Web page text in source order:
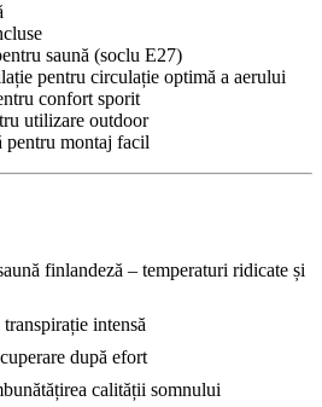
saună (soclu E27)
pentru circulație optimă a aerului
confort sporit
utilizare outdoor
pentru montaj facil
finlandeză – temperaturi ridicate și
intensă
după efort
calității somnului